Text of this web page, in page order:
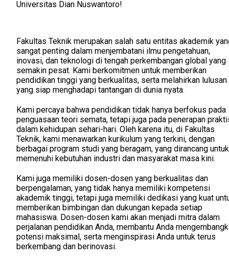
Universitas Dian Nuswantoro!
Fakultas Teknik merupakan salah satu entitas akademik
sangat penting dalam menjembatani ilmu pengetahuan,
inovasi, dan teknologi di tengah perkembangan global yang
semakin pesat. Kami berkomitmen untuk memberikan
pendidikan tinggi yang berkualitas, serta melahirkan lulusan
yang siap menghadapi tantangan di dunia nyata.
Kami percaya bahwa pendidikan tidak hanya berfokus pada
penguasaan teori semata, tetapi juga pada penerapan
dalam kehidupan sehari-hari. Oleh karena itu, di Fakultas
Teknik, kami menawarkan kurikulum yang terkini, dengan
berbagai program studi yang beragam, yang dirancang untuk
memenuhi kebutuhan industri dan masyarakat masa kini.
Kami juga memiliki dosen-dosen yang berkualitas dan
berpengalaman, yang tidak hanya memiliki kompetensi
akademik tinggi, tetapi juga memiliki dedikasi yang kuat
memberikan bimbingan dan dukungan kepada setiap
mahasiswa. Dosen-dosen kami akan menjadi mitra dalam
perjalanan pendidikan Anda, membantu Anda
potensi maksimal, serta menginspirasi Anda untuk terus
berkembang dan berinovasi.